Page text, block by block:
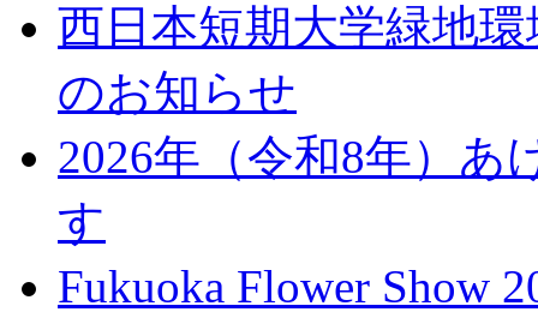
西日本短期大学緑地
のお知らせ
2026年（令和8年）
す
Fukuoka Flower